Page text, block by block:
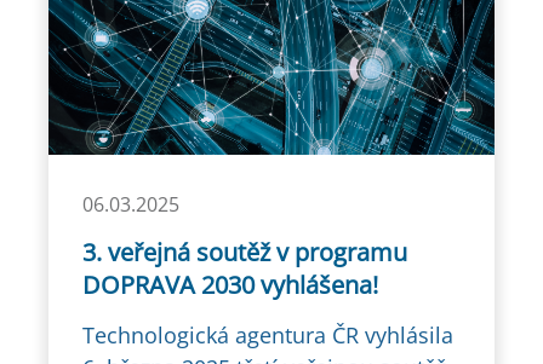
06.03.2025
3. veřejná soutěž v programu
DOPRAVA 2030 vyhlášena!
Technologická agentura ČR vyhlásila